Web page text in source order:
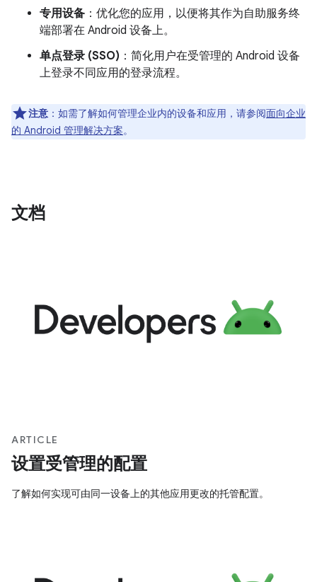
专用设备 ：优化您的应用，以便将其作为自助服务终
端部署在 Android 设备上。
单点登录 (SSO) ：简化用户在受管理的 Android 设备
上登录不同应用的登录流程。
注意 ：如需了解如何管理企业内的设备和应用，请参阅面向企业
的 Android 管理解决方案。
文档
ARTICLE
设置受管理的配置
了解如何实现可由同一设备上的其他应用更改的托管配置。